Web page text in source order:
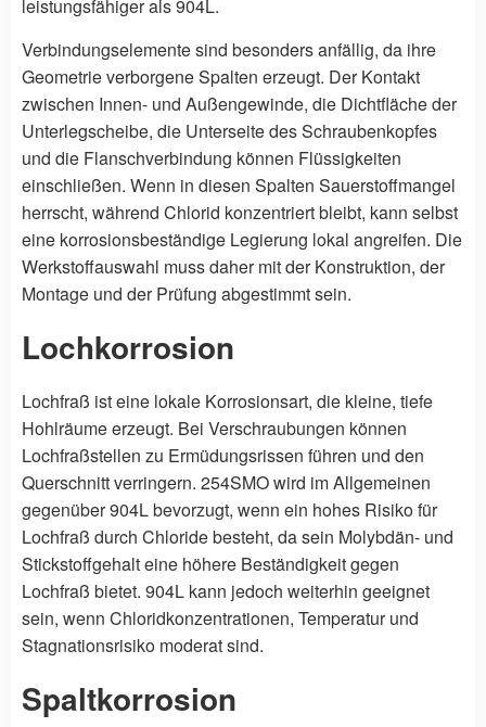
leistungsfähiger als 904L.
Verbindungselemente sind besonders anfällig, da ihre
Geometrie verborgene Spalten erzeugt. Der Kontakt
zwischen Innen- und Außengewinde, die Dichtfläche der
Unterlegscheibe, die Unterseite des Schraubenkopfes
und die Flanschverbindung können Flüssigkeiten
einschließen. Wenn in diesen Spalten Sauerstoffmangel
herrscht, während Chlorid konzentriert bleibt, kann selbst
eine korrosionsbeständige Legierung lokal angreifen. Die
Werkstoffauswahl muss daher mit der Konstruktion, der
Montage und der Prüfung abgestimmt sein.
Lochkorrosion
Lochfraß ist eine lokale Korrosionsart, die kleine, tiefe
Hohlräume erzeugt. Bei Verschraubungen können
Lochfraßstellen zu Ermüdungsrissen führen und den
Querschnitt verringern. 254SMO wird im Allgemeinen
gegenüber 904L bevorzugt, wenn ein hohes Risiko für
Lochfraß durch Chloride besteht, da sein Molybdän- und
Stickstoffgehalt eine höhere Beständigkeit gegen
Lochfraß bietet. 904L kann jedoch weiterhin geeignet
sein, wenn Chloridkonzentrationen, Temperatur und
Stagnationsrisiko moderat sind.
Spaltkorrosion